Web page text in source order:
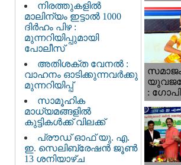
നിരത്തുകളിൽ
മാലിന്യം ഇട്ടാൽ 1000
ദിർഹം പിഴ :
മുന്നറിയിപ്പുമായി
പോലീസ്
അതിശക്ത വേനൽ :
വാഹനം ഓടിക്കുന്നവർക്കു
മുന്നറിയിപ്പ്
സാമൂഹിക
മാധ്യമങ്ങളിൽ
കുട്ടികൾക്ക് വിലക്ക്
പ്രൗഡ് ഓഫ് യു. എ.
ഇ. സെലിബ്രേഷൻ ജൂൺ
13 ശനിയാഴ്ച
: